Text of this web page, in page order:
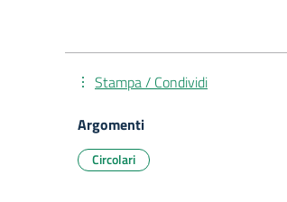
Stampa / Condividi
Argomenti
Circolari